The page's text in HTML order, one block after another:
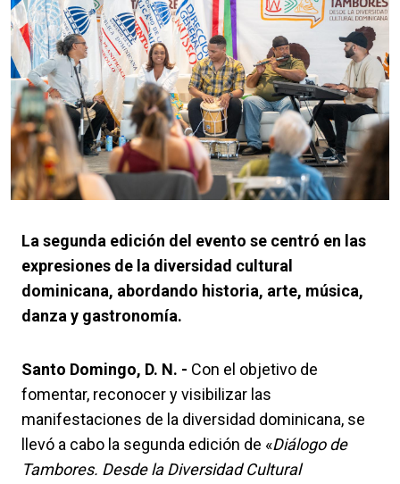
La segunda edición del evento se centró en las
expresiones de la diversidad cultural
dominicana, abordando historia, arte, música,
danza y gastronomía.
Santo Domingo, D. N. - Con el objetivo de
fomentar, reconocer y visibilizar las
manifestaciones de la diversidad dominicana, se
llevó a cabo la segunda edición de «Diálogo de
Tambores. Desde la Diversidad Cultural